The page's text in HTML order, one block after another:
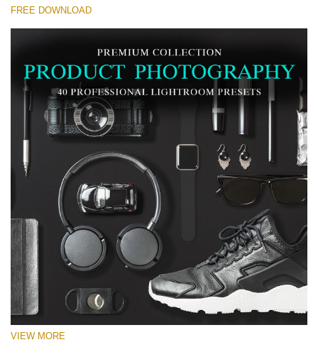
(2067 Lr Presets)
Darmowe Pobieranie
FREE DOWNLOAD
VIEW MORE